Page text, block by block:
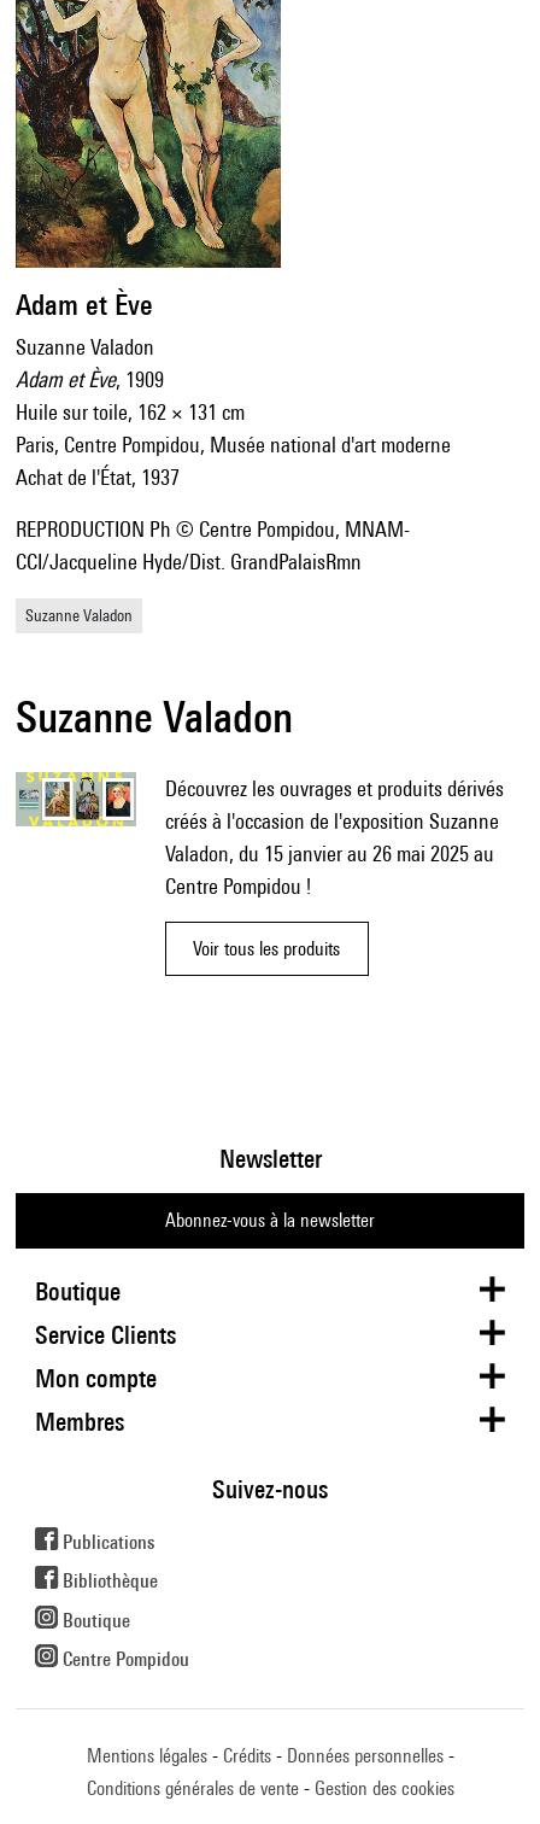
Adam et Ève
Suzanne Valadon
Adam et Ève, 1909
Huile sur toile, 162 × 131 cm
Paris, Centre Pompidou, Musée national d'art moderne
Achat de l'État, 1937
REPRODUCTION Ph © Centre Pompidou, MNAM-
CCI/Jacqueline Hyde/Dist. GrandPalaisRmn
Suzanne Valadon
Suzanne Valadon
Découvrez les ouvrages et produits dérivés
créés à l'occasion de l'exposition Suzanne
Valadon, du 15 janvier au 26 mai 2025 au
Centre Pompidou !
Voir tous les produits
Boutique
Newsletter
Abonnez-vous à la newsletter
Service Clients
Mon compte
Membres
Suivez-nous
Publications
Bibliothèque
Boutique
Centre Pompidou
Mentions légales Crédits
Données personnelles
Conditions générales de vente
Gestion des cookies